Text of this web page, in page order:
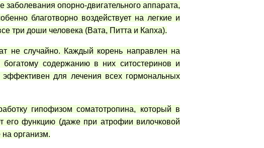
опорно-двигательного аппарата,
благотворно воздействует на легкие и
три доши человека (Вата, Питта и Капха).
не случайно. Каждый корень направлен на
богатому содержанию в них ситостеринов и
для лечения всех гормональных
гипофизом соматотропина, который в
его функцию (даже при атрофии вилочковой
организм.